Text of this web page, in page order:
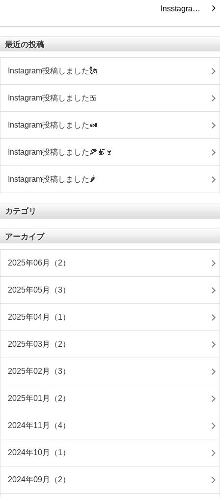
Insstagra…
最近の投稿
Instagram投稿しました🗽
Instagram投稿しました🍱
Instagram投稿しました🍛
Instagram投稿しました🍕🍝🍷
Instagram投稿しました🌶
カテゴリ
アーカイブ
2025年06月（2）
2025年05月（3）
2025年04月（1）
2025年03月（2）
2025年02月（3）
2025年01月（2）
2024年11月（4）
2024年10月（1）
2024年09月（2）